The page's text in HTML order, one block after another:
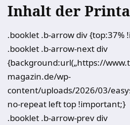
Inhalt der
.booklet .b-arrow div {top:37%
.booklet .b-arrow-next div
{background:url(„https://
magazin.de/wp-
content/uploads/2026/03/
no-repeat left top !important;}
.booklet .b-arrow-prev div